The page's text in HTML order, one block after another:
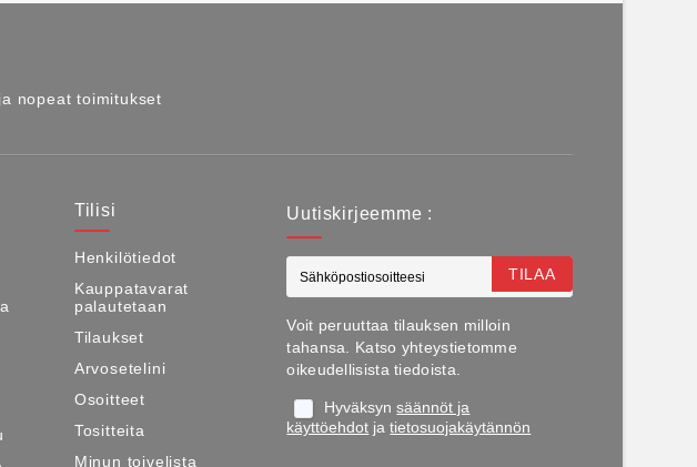
nopeat toimitukset
Tilisi
Henkilötiedot
Kauppatavarat
palautetaan
Tilaukset
Arvosetelini
Osoitteet
Tositteita
Minun toivelista
Uutiskirjeemme :
TILAA
Voit peruuttaa tilauksen milloin
tahansa. Katso yhteystietomme
oikeudellisista tiedoista.
Hyväksynsäännöt ja
käyttöehdot jatietosuojakäytännön